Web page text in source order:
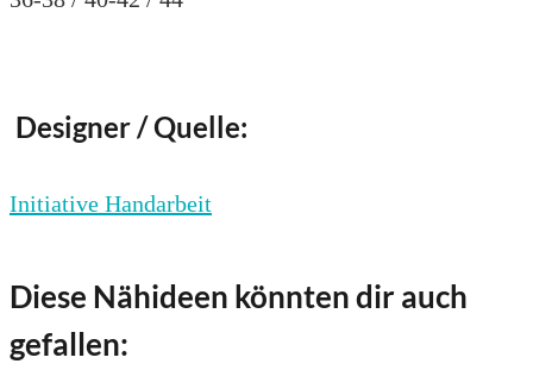
Designer / Quelle:
Initiative Handarbeit
Diese Nähideen könnten dir auch
gefallen: